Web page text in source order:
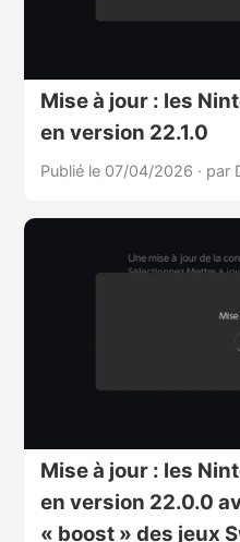
Mise à jour : les
en version 22.1.0
Publié le 07/04/2026 · par
Mise à jour : les
en version 22.0.0
« boost » des jeux